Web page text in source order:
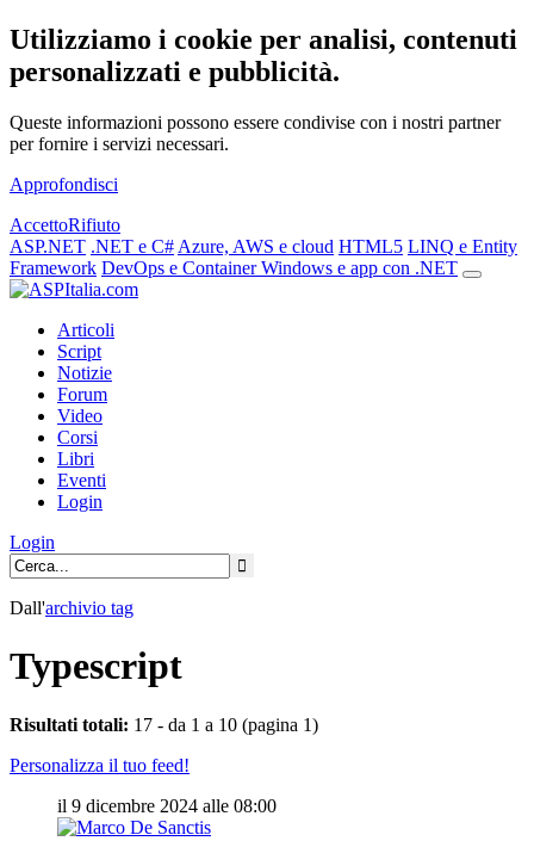
Utilizziamo i cookie per analisi, contenuti
personalizzati e pubblicità.
Queste informazioni possono essere condivise con i nostri partner
per fornire i servizi necessari.
Approfondisci
AccettoRifiuto
ASP.NET .NET e C# Azure, AWS e cloud HTML5 LINQ e Entity
Framework DevOps e ContainerWindows e app con .NET
Articoli
Script
Notizie
Forum
Video
Corsi
Libri
Eventi
Login
Login
Dall'archivio tag
Typescript
Risultati totali: 17 - da 1 a 10 (pagina 1)
Personalizza il tuo feed!
il 9 dicembre 2024 alle 08:00